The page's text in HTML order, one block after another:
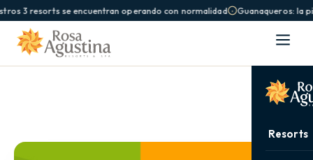
3 resorts se encuentran operando con normalidad Guanaqueros: la
Resorts